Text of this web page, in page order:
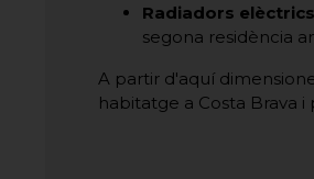
Radiadors
segona residència
A partir d'aquí
habitatge a Costa Brava